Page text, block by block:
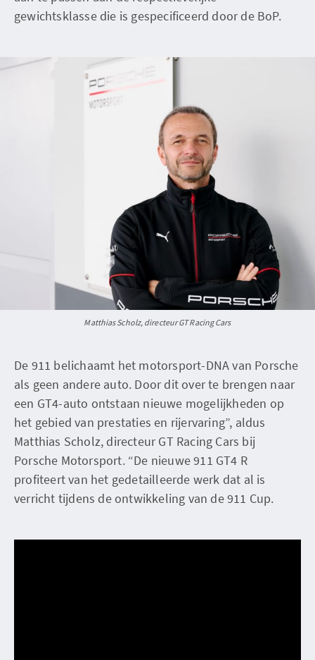
gewichtsklasse die is gespecificeerd door de BoP.
Matthias Scholz, directeur GT Racing Cars
De 911 belichaamt het motorsport-DNA van Porsche
als geen andere auto. Door dit over te brengen naar
een GT4-auto ontstaan ​​nieuwe mogelijkheden op
het gebied van prestaties en rijervaring”, aldus
Matthias Scholz, directeur GT Racing Cars bij
Porsche Motorsport. “De nieuwe 911 GT4 R
profiteert van het gedetailleerde werk dat al is
verricht tijdens de ontwikkeling van de 911 Cup.